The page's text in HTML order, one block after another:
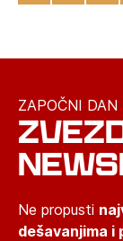
ZAPOČNI
Ne propusti
dešavanjima i